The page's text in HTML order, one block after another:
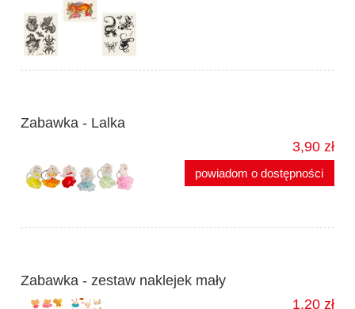
Zabawka - Lalka
3,90 zł
powiadom o dostępności
Zabawka - zestaw naklejek mały
1,20 zł